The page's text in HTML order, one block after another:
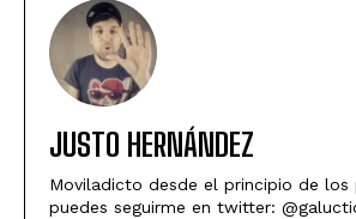
JUSTO HERNÁNDEZ
Moviladicto desde el principio de los
puedes seguirme en twitter: